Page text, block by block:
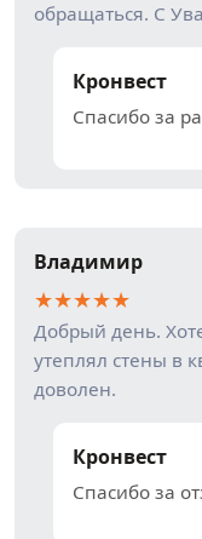
обращаться. С
Кронвест
Спасибо за
Владимир
★★★★★
Добрый день.
утеплял стены в
доволен.
Кронвест
Спасибо за